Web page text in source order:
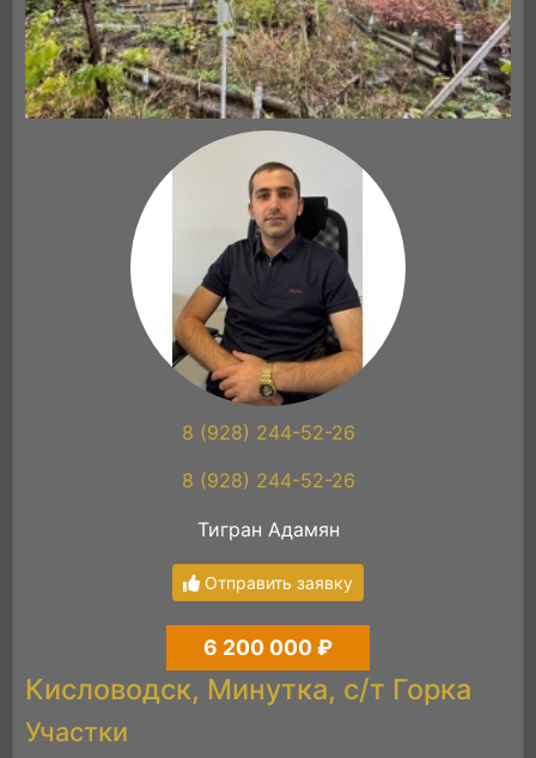
8 (928) 244-52-26
8 (928) 244-52-26
Тигран Адамян
Отправить заявку
6 200 000 ₽
Кисловодск, Минутка, с/т Горка
Участки